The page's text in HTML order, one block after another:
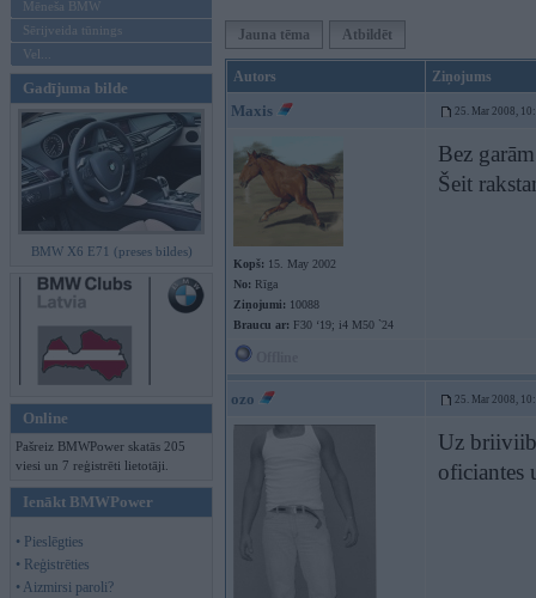
Mēneša BMW
Sērijveida tūnings
Vel...
Gadījuma bilde
BMW X6 E71 (preses bildes)
Online
Pašreiz BMWPower skatās 205
viesi un 7 reģistrēti lietotāji.
Ienākt BMWPower
• Pieslēgties
• Reģistrēties
• Aizmirsi paroli?
Jauna tēma Atbildēt
Autors Ziņojums
Maxis 25. Mar 2008,
Kopš: 15. May 2002
No: Rīga
Ziņojumi: 10088
Braucu ar: F30 ‘19; i4 M50 `24
Bez
Šeit
ozo 25. Mar 2008,
Uz
oficiantes